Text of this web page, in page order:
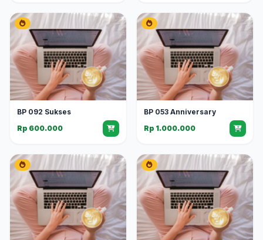
BP 092 Sukses
Rp 600.000
BP 053 Anniversary
Rp 1.000.000